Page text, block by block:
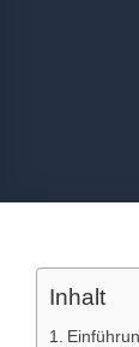
Inhalt